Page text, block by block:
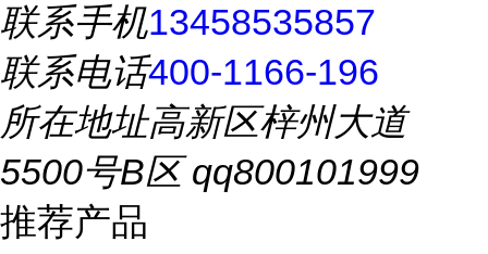
联系手机13458535857
联系电话400-1166-196
所在地址高新区梓州大道
5500号B区 qq800101999
推荐产品